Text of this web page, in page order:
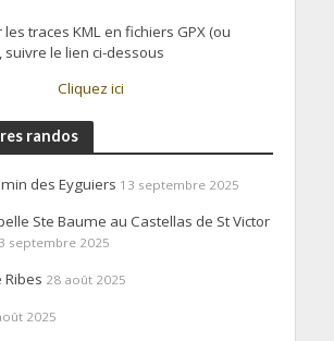
traces KML en fichiers GPX (ou
le lien ci-dessous
Cliquez ici
randos
des Eyguiers 13 septembre 2025
Ste Baume au Castellas de St Victor
3 septembre 2025
28 août 2025
2025